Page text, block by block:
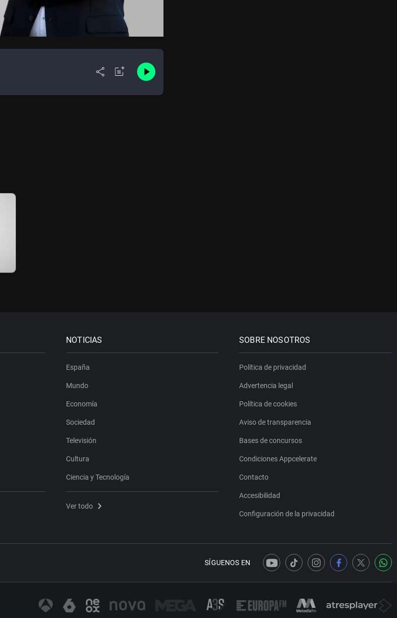
NOTICIAS
España
Mundo
Economía
Sociedad
Televisión
Cultura
Ciencia y Tecnología
Ver todo
SOBRE NOSOTROS
Política de privacidad
Advertencia legal
Política de cookies
Aviso de transparencia
Bases de concursos
Condiciones Appcelerate
Contacto
Accesibilidad
Configuración de la privacidad
SÍGUENOS EN